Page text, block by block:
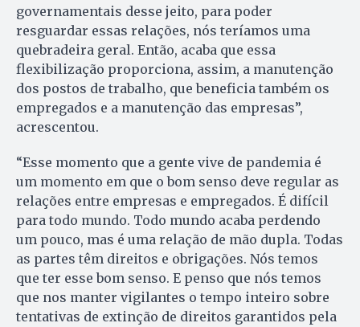
governamentais desse jeito, para poder
resguardar essas relações, nós teríamos uma
quebradeira geral. Então, acaba que essa
flexibilização proporciona, assim, a manutenção
dos postos de trabalho, que beneficia também os
empregados e a manutenção das empresas”,
acrescentou.
“Esse momento que a gente vive de pandemia é
um momento em que o bom senso deve regular as
relações entre empresas e empregados. É difícil
para todo mundo. Todo mundo acaba perdendo
um pouco, mas é uma relação de mão dupla. Todas
as partes têm direitos e obrigações. Nós temos
que ter esse bom senso. E penso que nós temos
que nos manter vigilantes o tempo inteiro sobre
tentativas de extinção de direitos garantidos pela